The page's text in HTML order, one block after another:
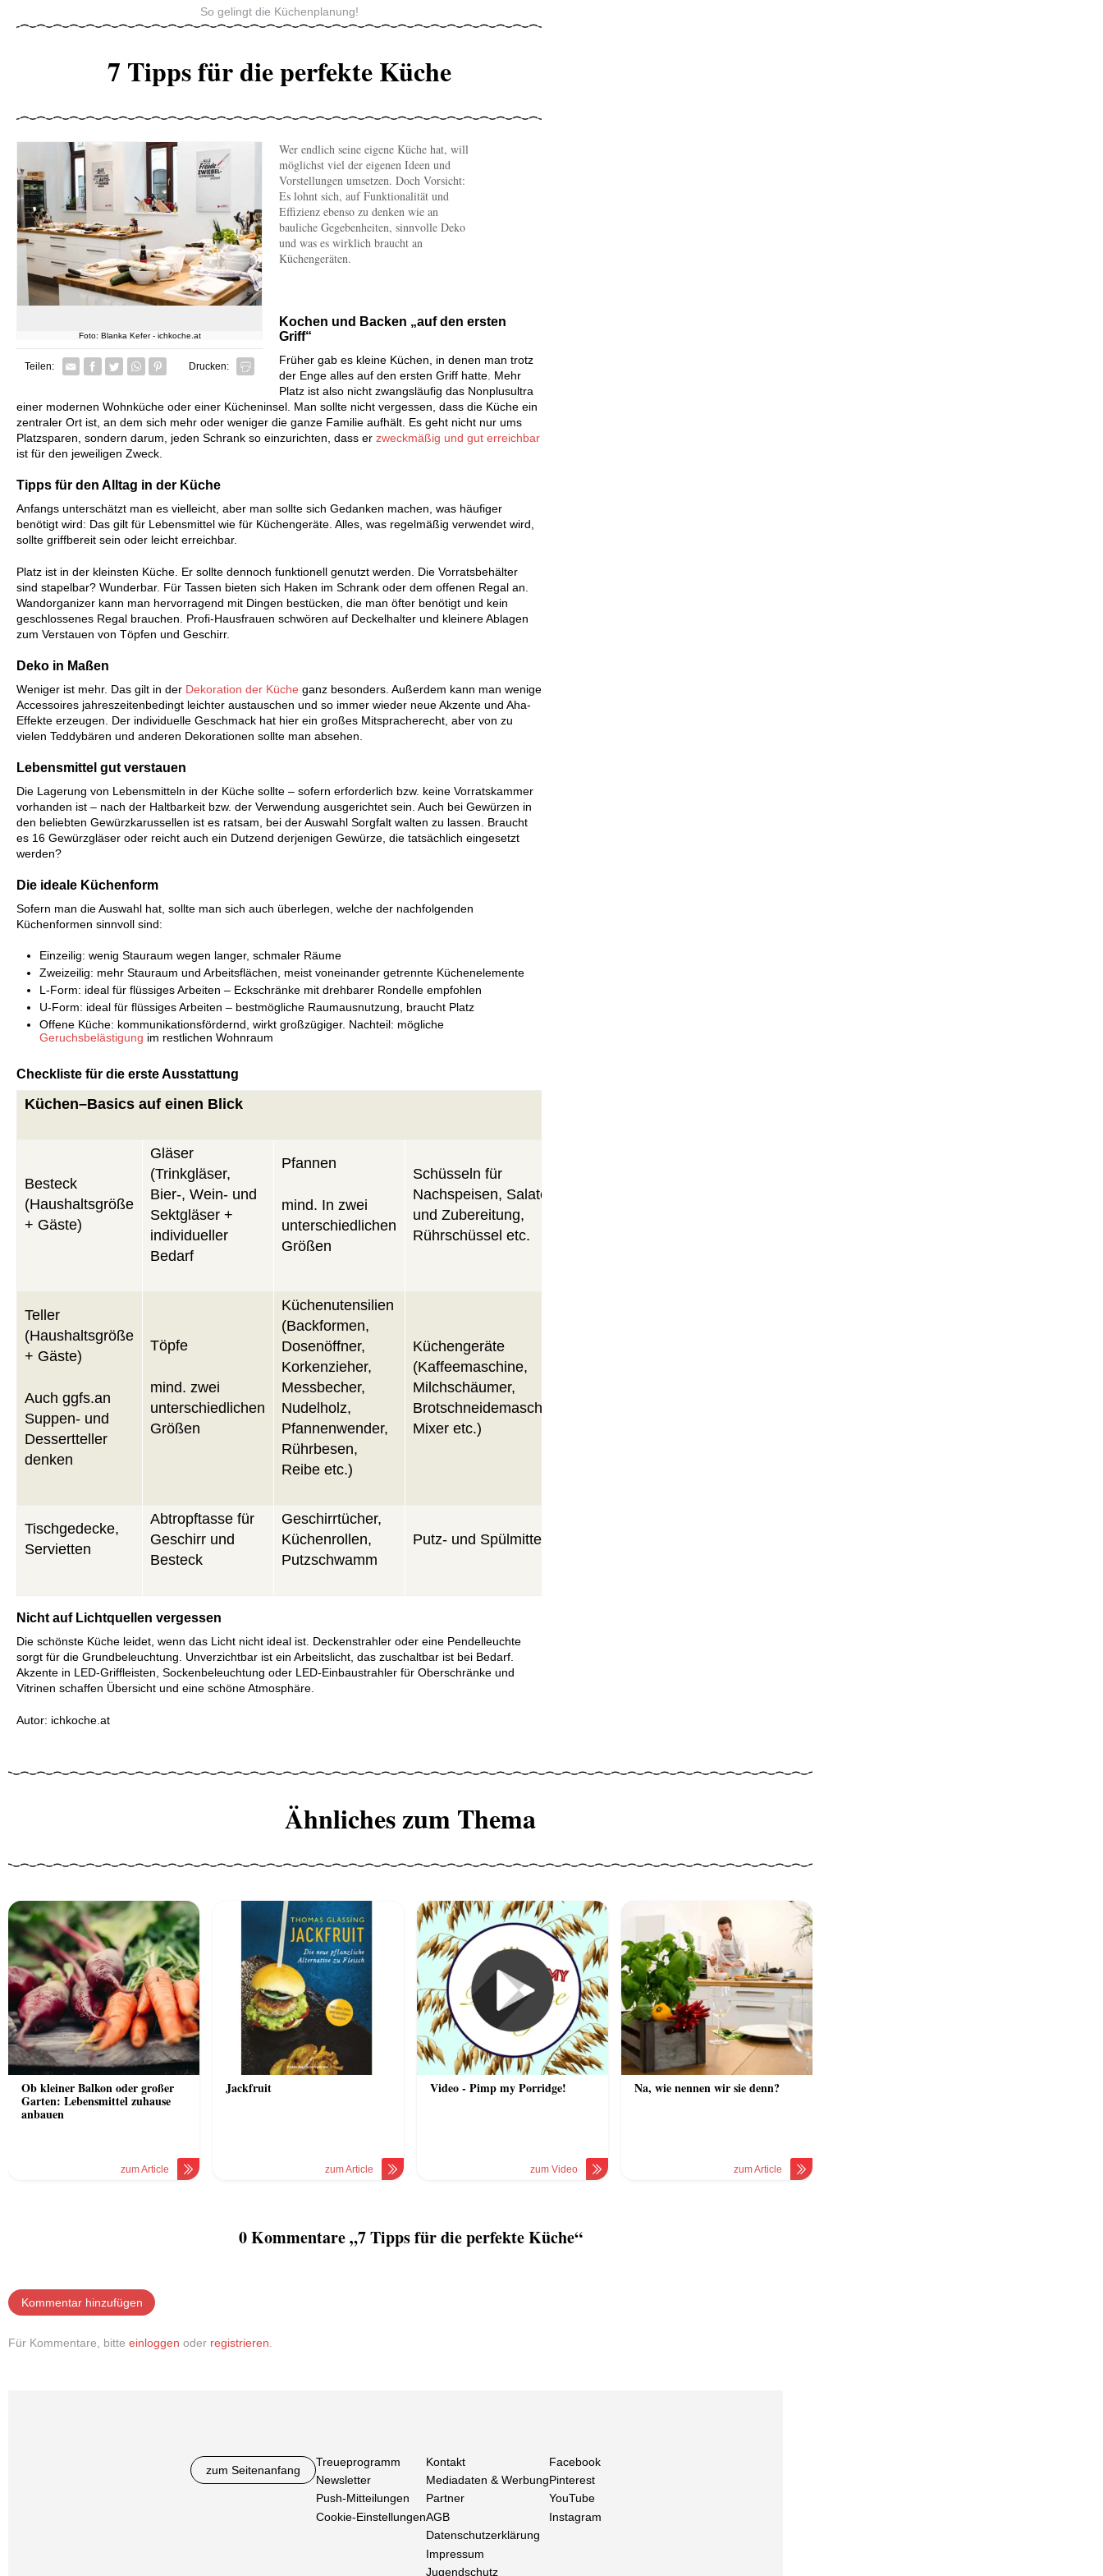
So gelingt die Küchenplanung!
7 Tipps für die perfekte Küche
Foto: Blanka Kefer - ichkoche.at
Teilen: Facebook
TwitterWhatsapp senden
Pin it Drucken:
Wer endlich seine eigene Küche hat, will
möglichst viel der eigenen Ideen und
Vorstellungen umsetzen. Doch Vorsicht:
Es lohnt sich, auf Funktionalität und
Effizienz ebenso zu denken wie an
bauliche Gegebenheiten, sinnvolle Deko
und was es wirklich braucht an
Küchengeräten.
Kochen und Backen „auf den ersten
Griff“
Früher gab es kleine Küchen, in denen man trotz
der Enge alles auf den ersten Griff hatte. Mehr
Platz ist also nicht zwangsläufig das Nonplusultra
einer modernen Wohnküche oder einer Kücheninsel. Man sollte nicht vergessen, dass die Küche ein
zentraler Ort ist, an dem sich mehr oder weniger die ganze Familie aufhält. Es geht nicht nur ums
Platzsparen, sondern darum, jeden Schrank so einzurichten, dass er zweckmäßig und gut erreichbar
ist für den jeweiligen Zweck.
Tipps für den Alltag in der Küche
Anfangs unterschätzt man es vielleicht, aber man sollte sich Gedanken machen, was häufiger
benötigt wird: Das gilt für Lebensmittel wie für Küchengeräte. Alles, was regelmäßig verwendet wird,
sollte griffbereit sein oder leicht erreichbar.
Platz ist in der kleinsten Küche. Er sollte dennoch funktionell genutzt werden. Die Vorratsbehälter
sind stapelbar? Wunderbar. Für Tassen bieten sich Haken im Schrank oder dem offenen Regal an.
Wandorganizer kann man hervorragend mit Dingen bestücken, die man öfter benötigt und kein
geschlossenes Regal brauchen. Profi-Hausfrauen schwören auf Deckelhalter und kleinere Ablagen
zum Verstauen von Töpfen und Geschirr.
Deko in Maßen
Weniger ist mehr. Das gilt in der Dekoration der Küche ganz besonders. Außerdem kann man wenige
Accessoires jahreszeitenbedingt leichter austauschen und so immer wieder neue Akzente und Aha-
Effekte erzeugen. Der individuelle Geschmack hat hier ein großes Mitspracherecht, aber von zu
vielen Teddybären und anderen Dekorationen sollte man absehen.
Lebensmittel gut verstauen
Die Lagerung von Lebensmitteln in der Küche sollte – sofern erforderlich bzw. keine Vorratskammer
vorhanden ist – nach der Haltbarkeit bzw. der Verwendung ausgerichtet sein. Auch bei Gewürzen in
den beliebten Gewürzkarussellen ist es ratsam, bei der Auswahl Sorgfalt walten zu lassen. Braucht
es 16 Gewürzgläser oder reicht auch ein Dutzend derjenigen Gewürze, die tatsächlich eingesetzt
werden?
Die ideale Küchenform
Sofern man die Auswahl hat, sollte man sich auch überlegen, welche der nachfolgenden
Küchenformen sinnvoll sind:
Einzeilig: wenig Stauraum wegen langer, schmaler Räume
Zweizeilig: mehr Stauraum und Arbeitsflächen, meist voneinander getrennte Küchenelemente
L-Form: ideal für flüssiges Arbeiten – Eckschränke mit drehbarer Rondelle empfohlen
U-Form: ideal für flüssiges Arbeiten – bestmögliche Raumausnutzung, braucht Platz
Offene Küche: kommunikationsfördernd, wirkt großzügiger. Nachteil: mögliche
Geruchsbelästigung im restlichen Wohnraum
Checkliste für die erste Ausstattung
Küchen–Basics auf einen Blick
Besteck
(Haushaltsgröße
+ Gäste)
Gläser
(Trinkgläser,
Bier-, Wein- und
Sektgläser +
individueller
Bedarf
Pfannen
mind. In zwei
unterschiedlichen
Größen
Schüsseln für
Nachspeisen, Salate
und Zubereitung,
Rührschüssel etc.
Teller
(Haushaltsgröße
+ Gäste)
Auch ggfs.an
Suppen- und
Dessertteller
denken
Töpfe
mind. zwei
unterschiedlichen
Größen
Küchenutensilien
(Backformen,
Dosenöffner,
Korkenzieher,
Messbecher,
Nudelholz,
Pfannenwender,
Rührbesen,
Reibe etc.)
Küchengeräte
(Kaffeemaschine,
Milchschäumer,
Brotschneidemaschine,
Mixer etc.)
Tischgedecke,
Servietten
Abtropftasse für
Geschirr und
Besteck
Geschirrtücher,
Küchenrollen,
Putzschwamm
Putz- und Spülmittel
Nicht auf Lichtquellen vergessen
Die schönste Küche leidet, wenn das Licht nicht ideal ist. Deckenstrahler oder eine Pendelleuchte
sorgt für die Grundbeleuchtung. Unverzichtbar ist ein Arbeitslicht, das zuschaltbar ist bei Bedarf.
Akzente in LED-Griffleisten, Sockenbeleuchtung oder LED-Einbaustrahler für Oberschränke und
Vitrinen schaffen Übersicht und eine schöne Atmosphäre.
Autor: ichkoche.at
Ähnliches zum Thema
Ob kleiner Balkon oder großer
Garten: Lebensmittel zuhause
anbauen
zum Article
Jackfruit
zum Article
Video - Pimp my Porridge!
zum Video
Na, wie nennen wir sie denn?
zum Article
0 Kommentare „7 Tipps für die perfekte Küche“
Kommentar hinzufügen
Für Kommentare, bitte einloggen oder registrieren
zum Seitenanfang
Treueprogramm
Newsletter
Push-Mitteilungen
Cookie-Einstellungen
Kontakt
Mediadaten & Werbung
Partner
AGB
Datenschutzerklärung
Impressum
Jugendschutz
Facebook
Pinterest
YouTube
Instagram